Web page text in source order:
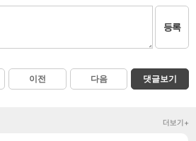
등록
이전 다음 댓글보기
더보기+